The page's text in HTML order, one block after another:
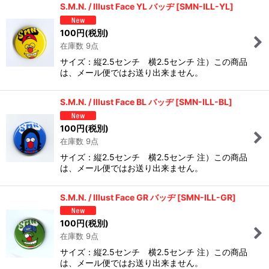
S.M.N. / Illust Face YL バッヂ [SMN-ILL-YL]
100円(税別)
在庫数 9点
サイズ：縦2.5センチ 横2.5センチ 注）この商品
は、メール便ではお送り出来ません。
S.M.N. / Illust Face BL バッヂ [SMN-ILL-BL]
100円(税別)
在庫数 9点
サイズ：縦2.5センチ 横2.5センチ 注）この商品
は、メール便ではお送り出来ません。
S.M.N. / Illust Face GR バッヂ [SMN-ILL-GR]
100円(税別)
在庫数 9点
サイズ：縦2.5センチ 横2.5センチ 注）この商品
は、メール便ではお送り出来ません。